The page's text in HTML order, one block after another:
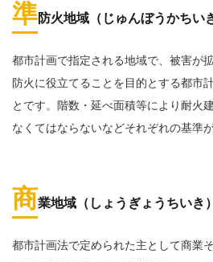
準防火地域（じゅんぼうかちい
都市計画で指定される地域で、被害が
防火に役立てることを目的とする都市
とです。階数・延べ面積等により耐火
なくてはならないなどそれぞれの基準
商業地域（しょうぎょうちいき）
都市計画法で定められた主として商業